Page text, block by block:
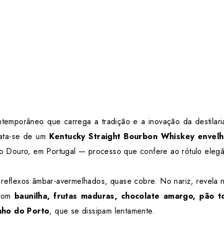
que carrega a tradição e a inovação da
se de um Kentucky Straight Bourbon Whiskey
Douro, em Portugal — processo que confere ao rótulo
âmbar-avermelhados, quase cobre. No nariz, revela
baunilha, frutas maduras, chocolate amargo,
do Porto, que se dissipam lentamente.